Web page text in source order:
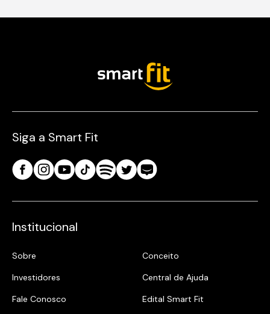
Siga a Smart Fit
Institucional
Sobre
Conceito
Investidores
Central de Ajuda
Fale Conosco
Edital Smart Fit